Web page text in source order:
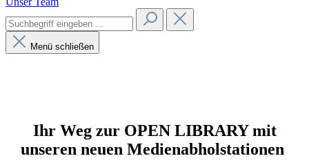
Menü schließen
Ihr Weg zur OPEN LIBRARY mit
unseren neuen Medienabholstationen